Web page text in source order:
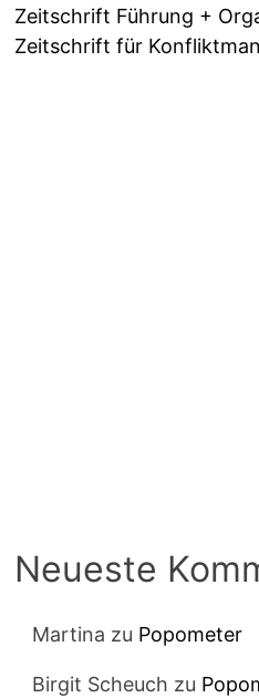
Zeitschrift Führung +
Zeitschrift für
Neueste
Martina zu Popometer
Birgit Scheuch zu